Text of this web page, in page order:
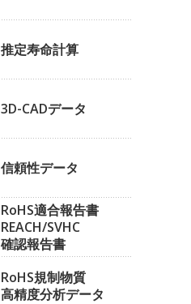
推定寿命計算
3D-CADデータ
信頼性データ
RoHS適合報告書
REACH/SVHC
確認報告書
RoHS規制物質
高精度分析データ